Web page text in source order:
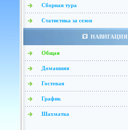
Сборная тура
Статистика за сезон
НАВИГАЦИЯ
Общая
Домашняя
Гостевая
График
Шахматка